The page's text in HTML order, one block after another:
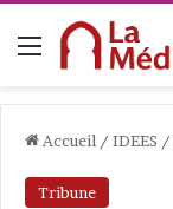
Menu
Accueil / IDEES /
Tribune